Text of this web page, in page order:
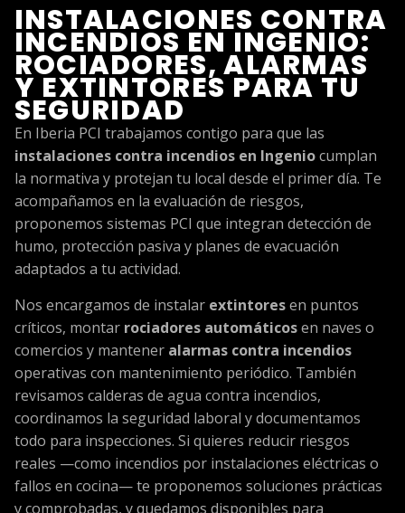
INSTALACIONES CONTRA
INCENDIOS EN INGENIO:
ROCIADORES, ALARMAS
Y EXTINTORES PARA TU
SEGURIDAD
En Iberia PCI trabajamos contigo para que las
instalaciones contra incendios en Ingeniocumplan
la normativa y protejan tu local desde el primer día. Te
acompañamos en la evaluación de riesgos,
proponemos sistemas PCI que integran detección de
humo, protección pasiva y planes de evacuación
adaptados a tu actividad.
Nos encargamos de instalar extintoresen puntos
críticos, montar rociadores automáticosen naves o
comercios y mantener alarmas contra incendios
operativas con mantenimiento periódico. También
revisamos calderas de agua contra incendios,
coordinamos la seguridad laboral y documentamos
todo para inspecciones. Si quieres reducir riesgos
reales —como incendios por instalaciones eléctricas o
fallos en cocina— te proponemos soluciones prácticas
y comprobadas, y quedamos disponibles para